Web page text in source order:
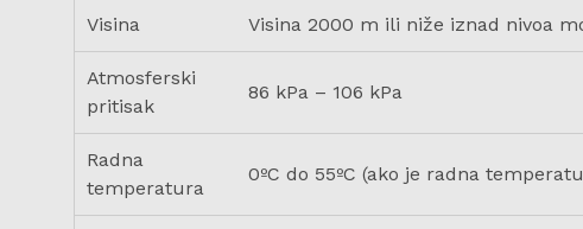
Visina Visina 2000 m ili niže iznad nivoa
Atmosferski
pritisak
86 kPa – 106 kPa
Radna
temperatura
0ºC do 55ºC (ako je radna